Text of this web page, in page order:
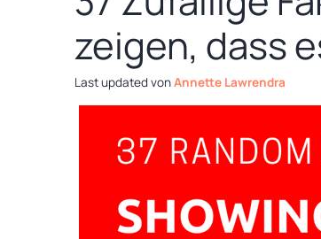
zeigen, dass
vonAnnette Lawrendra